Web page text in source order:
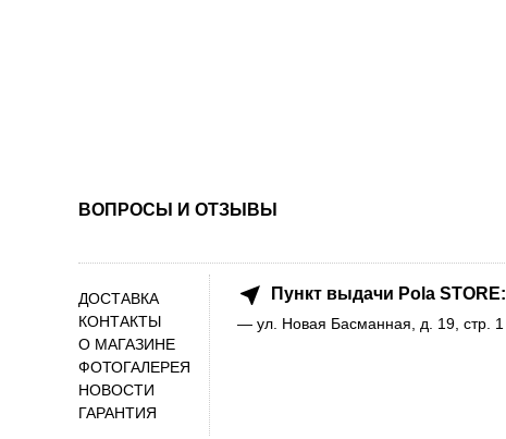
ВОПРОСЫ И ОТЗЫВЫ
ДОСТАВКА
КОНТАКТЫ
О МАГАЗИНЕ
ФОТОГАЛЕРЕЯ
НОВОСТИ
ГАРАНТИЯ
Пункт выдачи Pola STORE:
— ул. Новая Басманная, д. 19, стр. 1